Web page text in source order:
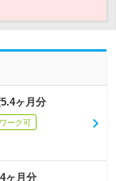
ヶ月分
ーク可
ヶ月分